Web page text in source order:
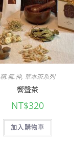
精.氣.神, 草本茶系列
響聲茶
NT$320
加入購物車